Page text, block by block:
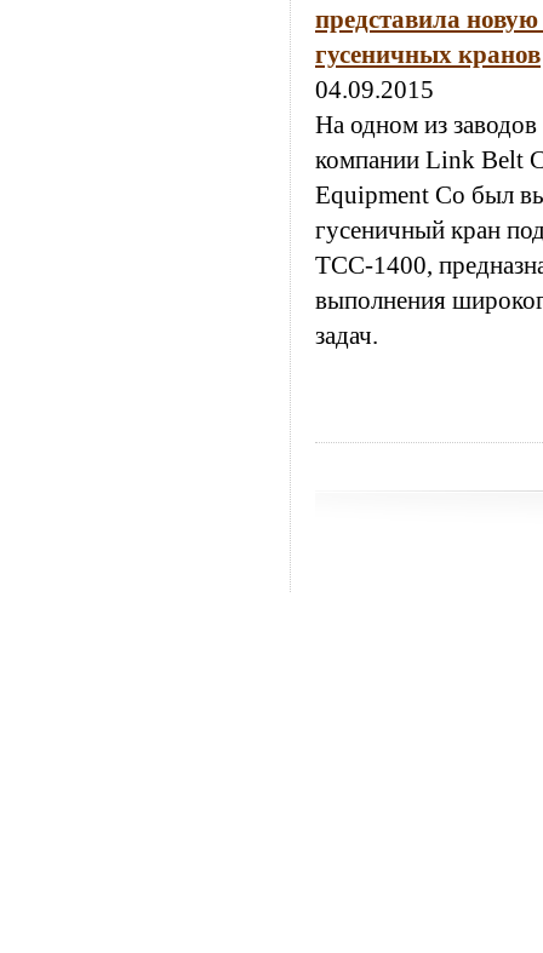
представила
гусеничных кранов
04.09.2015
На одном из
компании Link Belt
Equipment Co был
гусеничный кран
ТСС-1400,
выполнения
задач.